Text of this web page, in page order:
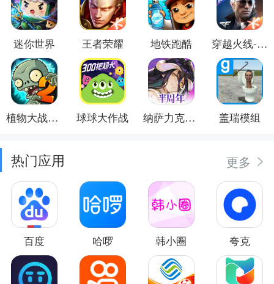
迷你世界 王者荣耀 地铁跑酷 穿越火线-枪战王者
植物大战僵尸2 球球大作战 纳萨力克之王 盖瑞模组
热门应用 更多
百度 哈啰 韩小圈 夸克